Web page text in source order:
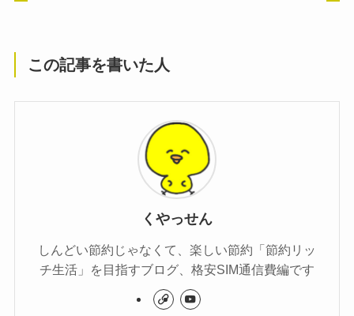
この記事を書いた人
くやっせん
しんどい節約じゃなくて、楽しい節約「節約リッ
チ生活」を目指すブログ、格安SIM通信費編です